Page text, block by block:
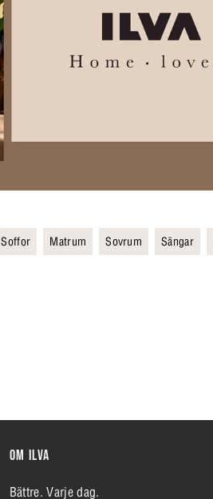
Soffor Matrum Sovrum Sängar
OM ILVA
Bättre. Varje dag.